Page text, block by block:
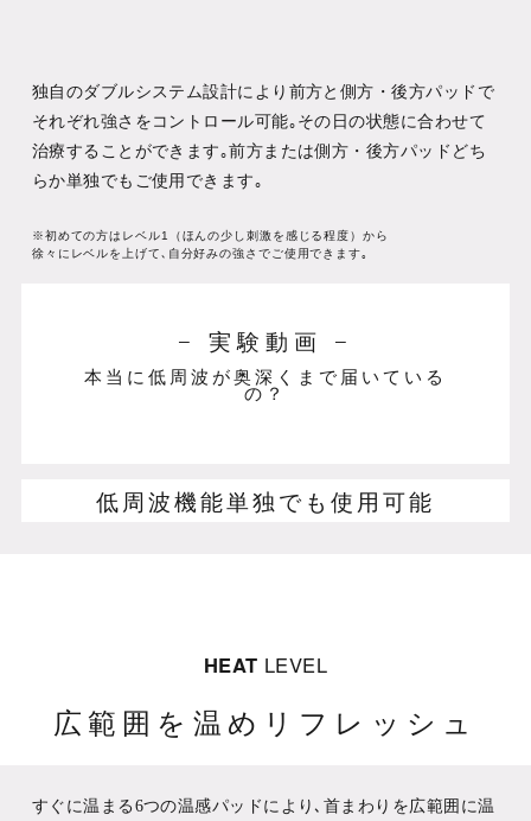
独自のダブルシステム設計により前方と側方・後方パッドで
それぞれ強さをコントロール可能｡その日の状態に合わせて
治療することができます｡前方または側方・後方パッドどち
らか単独でもご使用できます｡
※初めての方はレベル1（ほんの少し刺激を感じる程度）から
徐々にレベルを上げて､自分好みの強さでご使用できます｡
− 実験動画 −
本当に低周波が奥深くまで届いている
の？
低周波機能単独でも使用可能
HEAT LEVEL
広範囲を温めリフレッシュ
すぐに温まる6つの温感パッドにより､首まわりを広範囲に温